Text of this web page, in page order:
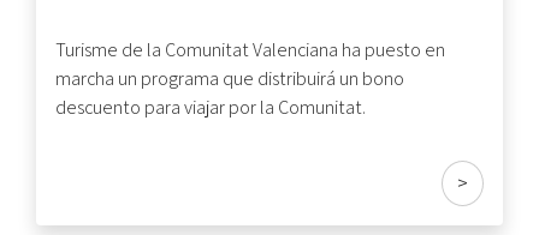
Turisme de la Comunitat Valenciana ha puesto en
marcha un programa que distribuirá un bono
descuento para viajar por la Comunitat.
>